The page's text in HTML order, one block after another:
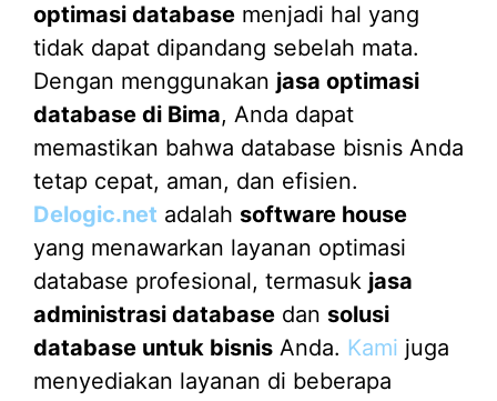
optimasi database menjadi hal yang
tidak dapat dipandang sebelah mata.
Dengan menggunakan jasa optimasi
database di Bima, Anda dapat
memastikan bahwa database bisnis Anda
tetap cepat, aman, dan efisien.
Delogic.net adalah software house
yang menawarkan layanan optimasi
database profesional, termasuk jasa
administrasi database dan solusi
database untuk bisnis Anda. Kami juga
menyediakan layanan di beberapa